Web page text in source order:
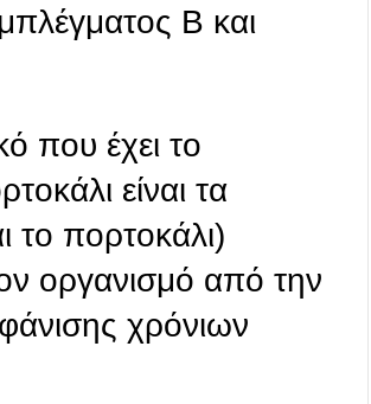
Β και
που έχει το
είναι τα
το πορτοκάλι)
οργανισμό από την
χρόνιων